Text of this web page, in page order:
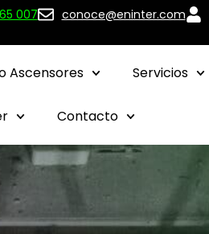
007 conoce@eninter.com
Ascensores Servicios
Contacto